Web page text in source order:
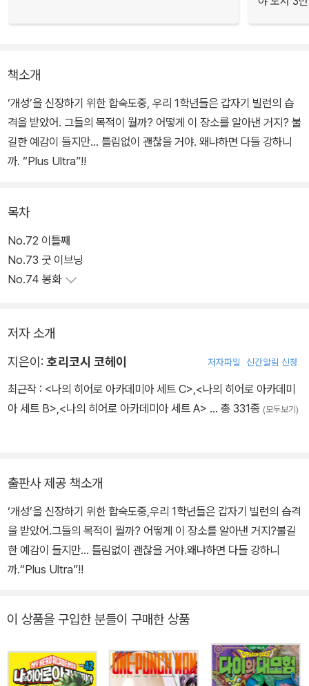
책소개
‘개성’을 신장하기 위한 합숙도중, 우리 1학년들은 갑자기 빌런의 습
격을 받았어. 그들의 목적이 뭘까? 어떻게 이 장소를 알아낸 거지? 불
길한 예감이 들지만… 틀림없이 괜찮을 거야. 왜냐하면 다들 강하니
까. “Plus Ultra”!!
목차
No.72 이틀째
No.73 굿 이브닝
No.74 봉화
저자 소개
지은이:호리코시 코헤이 저자파일 신간알림 신청
최근작 : <나의 히어로 아카데미아 세트 C>,<나의 히어로 아카데미
아 세트 B>,<나의 히어로 아카데미아 세트 A> … 총 331종 (모두보기)
출판사 제공 책소개
‘개성’을 신장하기 위한 합숙도중,우리 1학년들은 갑자기 빌런의 습격
을 받았어.그들의 목적이 뭘까? 어떻게 이 장소를 알아낸 거지?불길
한 예감이 들지만… 틀림없이 괜찮을 거야.왜냐하면 다들 강하니
까.“Plus Ultra”!!
이 상품을 구입한 분들이 구매한 상품